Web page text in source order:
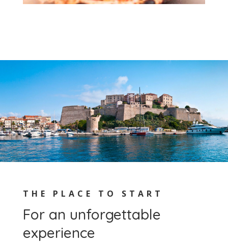
THE PLACE TO START
For an unforgettable
experience